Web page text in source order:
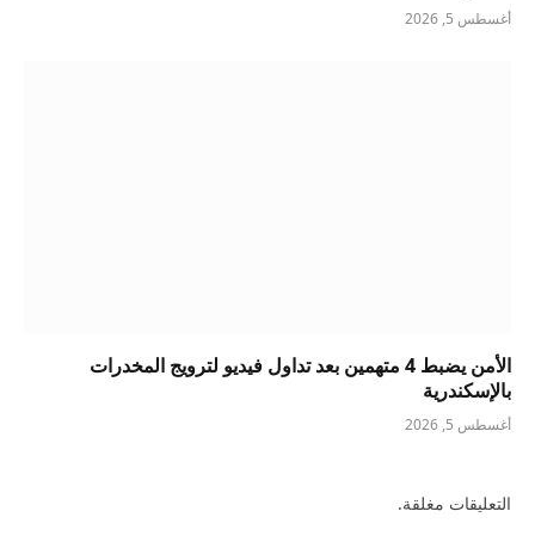
أغسطس 5, 2026
الأمن يضبط 4 متهمين بعد تداول فيديو لترويج المخدرات
بالإسكندرية
أغسطس 5, 2026
التعليقات مغلقة.